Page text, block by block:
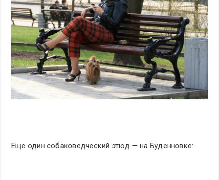
Еще один собаковедческий этюд — на Буденновке: